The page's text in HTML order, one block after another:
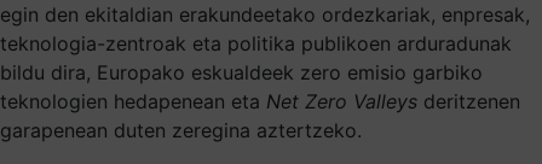
egin den ekitaldian erakundeetako ordezkariak, enpresak,
teknologia-zentroak eta politika publikoen arduradunak
bildu dira, Europako eskualdeek zero emisio garbiko
teknologien hedapenean eta Net Zero Valleys deritzenen
garapenean duten zeregina aztertzeko.